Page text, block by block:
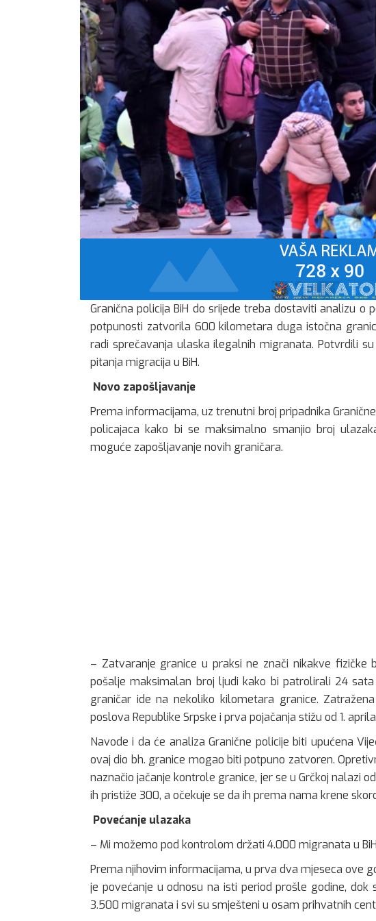
Granična policija BiH do srijede treba dostaviti analizu o
potpunosti zatvorila 600 kilometara duga istočna
radi sprečavanja ulaska ilegalnih migranata. Potvrdili
pitanja migracija u BiH.
Novo zapošljavanje
Prema informacijama, uz trenutni broj pripadnika
policajaca kako bi se maksimalno smanjio broj
moguće zapošljavanje novih graničara.
– Zatvaranje granice u praksi ne znači nikakve fizičke
pošalje maksimalan broj ljudi kako bi patrolirali 24
graničar ide na nekoliko kilometara granice.
poslova Republike Srpske i prva pojačanja stižu od 1.
Navode i da će analiza Granične policije biti upućena
ovaj dio bh. granice mogao biti potpuno zatvoren.
naznačio jačanje kontrole granice, jer se u Grčkoj nalazi
ih pristiže 300, a očekuje se da ih prema nama krene
Povećanje ulazaka
– Mi možemo pod kontrolom držati 4.000 migranata u
Prema njihovim informacijama, u prva dva mjeseca ove
je povećanje u odnosu na isti period prošle godine,
3.500 migranata i svi su smješteni u osam prihvatnih